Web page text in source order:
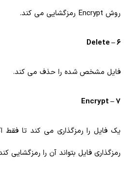
روش Encrypt رمزگشایی می کند.
6 – Delete
فایل مشخص شده را حذف می کند.
7 – Encrypt
یک فایل را رمزگذاری می کند تا فقط
رمزگذاری فایل بتواند آن را رمزگشایی